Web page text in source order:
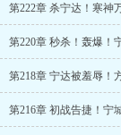
系统自带无限空间
对方寒却是天堂。
彩礼要涨价？他当
手掠夺仇人百万吨
第222章 杀宁达！寒神
第220章 秒杀！轰爆！
第218章 宁达被羞辱！
第216章 初战告捷！宁